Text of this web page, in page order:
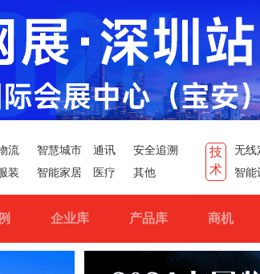
流 智慧城市 通讯
安全追溯
装 智能家居 医疗 其他
技
术
无线
智能
企业库 产品库 商机